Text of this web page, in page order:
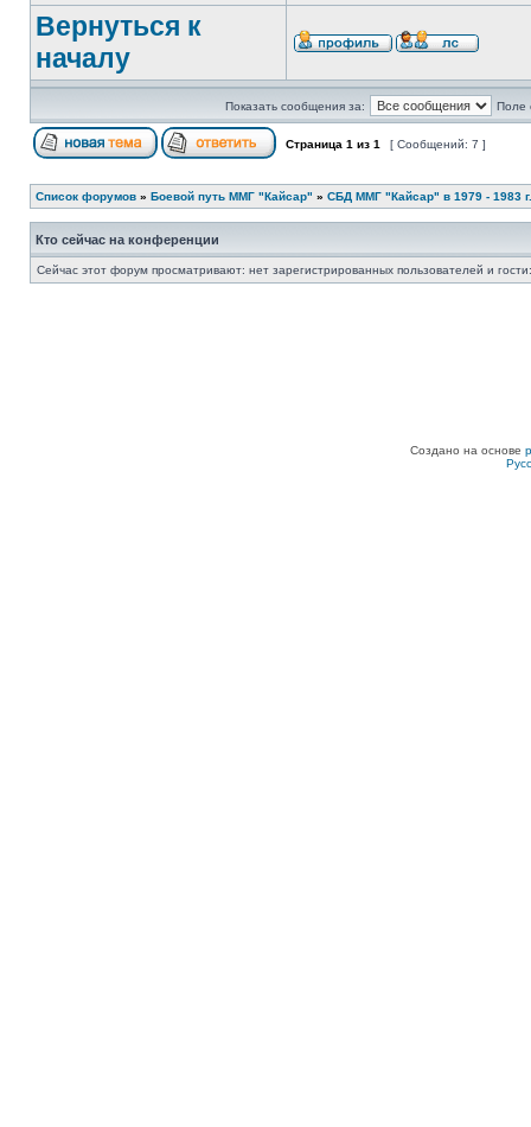
Вернуться к
началу
Показать сообщения за: Поле
Страница 1 из 1 [ Сообщений: 7 ]
Список форумов » Боевой путь ММГ "Кайсар" » СБД ММГ "Кайсар" в 1979 - 1983
Кто сейчас на конференции
Сейчас этот форум просматривают: нет зарегистрированных пользователей и
Создано на основе